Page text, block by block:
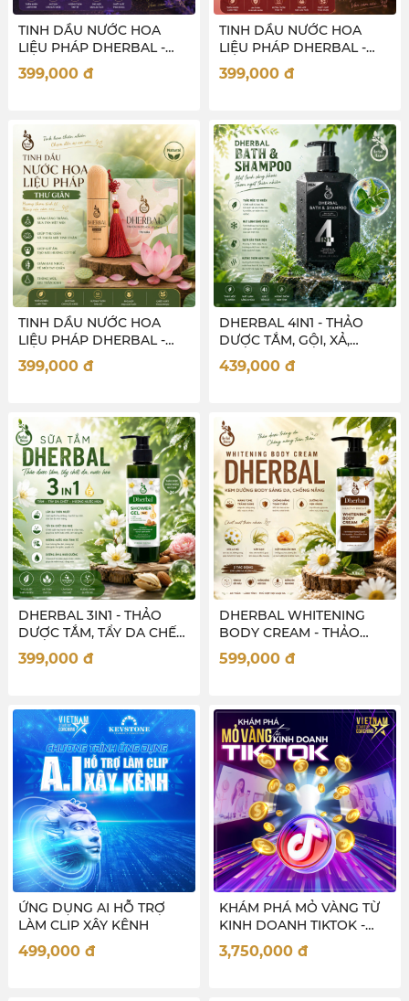
TINH DẦU NƯỚC HOA
LIỆU PHÁP DHERBAL -
XOA DỊU
399,000 đ
TINH DẦU NƯỚC HOA
LIỆU PHÁP DHERBAL -
THƯ THÁI
399,000 đ
TINH DẦU NƯỚC HOA
LIỆU PHÁP DHERBAL -
THƯ GIÃN
399,000 đ
DHERBAL 4IN1 - THẢO
DƯỢC TẮM, GỘI, XẢ,
NƯỚC HOA CHO NAM
439,000 đ
DHERBAL 3IN1 - THẢO
DƯỢC TẮM, TẨY DA CHẾT,
NƯỚC HOA CHO NỮ
399,000 đ
DHERBAL WHITENING
BODY CREAM - THẢO
DƯỢC SÁNG DA CHỐNG
NẮNG TOÀN THÂN
599,000 đ
ỨNG DỤNG AI HỖ TRỢ
LÀM CLIP XÂY KÊNH
499,000 đ
KHÁM PHÁ MỎ VÀNG TỪ
KINH DOANH TIKTOK -
new
3,750,000 đ